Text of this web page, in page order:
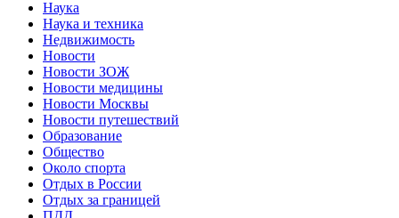
Наука
Наука и техника
Недвижимость
Новости
Новости ЗОЖ
Новости медицины
Новости Москвы
Новости путешествий
Образование
Общество
Около спорта
Отдых в России
Отдых за границей